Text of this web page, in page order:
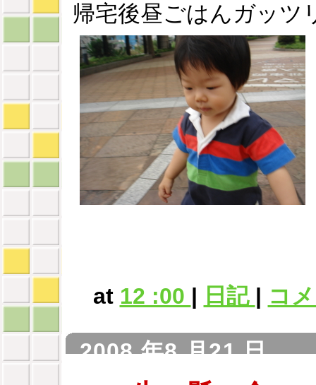
帰宅後昼ごはんガッツ
at 12 :00 | 日記 | コ
2008 年8 月21 日